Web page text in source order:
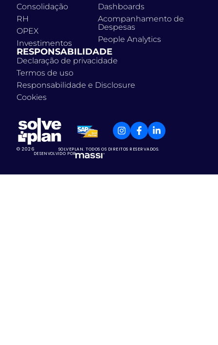
Consolidação
RH
OPEX
Investimentos
Dashboards
Acompanhamento de
Despesas
People Analytics
RESPONSABILIDADE
Declaração de privacidade
Termos de uso
Responsabilidade e Disclosure
Cookies
DESENVOLVIDO POR
© 2026 SOLVEPLAN. TODOS OS DIREITOS RESERVADOS.